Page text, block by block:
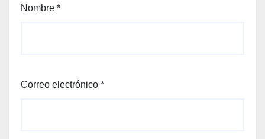
Nombre *
Correo electrónico *